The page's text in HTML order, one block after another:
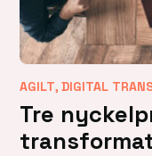
AGILT,DIGITAL
Tre